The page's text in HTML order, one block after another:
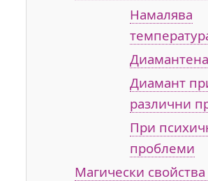
Намалява
Диамант
различни
При
проблеми
Магически